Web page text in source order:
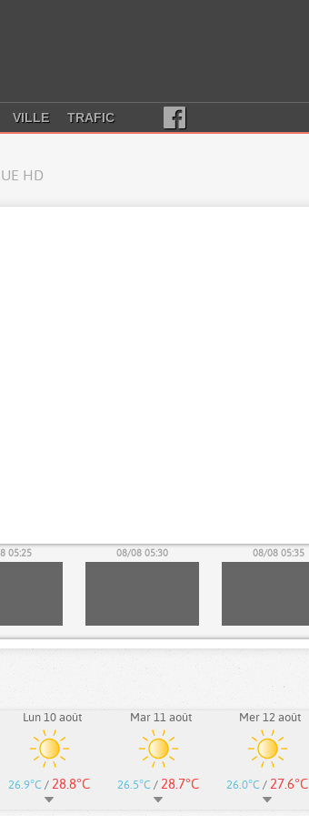
VILLE TRAFIC
HD
05:25 08/08 05:30 08/08 05:35
Lun 10 août
26.9°C / 28.8°C
Mar 11 août
26.5°C / 28.7°C
Mer 12 août
26.0°C / 27.6°C